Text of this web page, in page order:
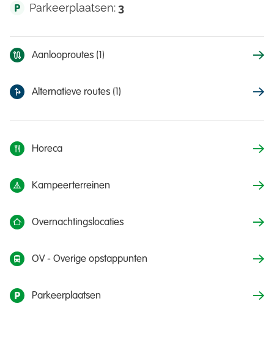
Parkeerplaatsen: 3
Aanlooproutes (1)
Alternatieve routes (1)
Horeca
Kampeerterreinen
Overnachtingslocaties
OV - Overige opstappunten
Parkeerplaatsen